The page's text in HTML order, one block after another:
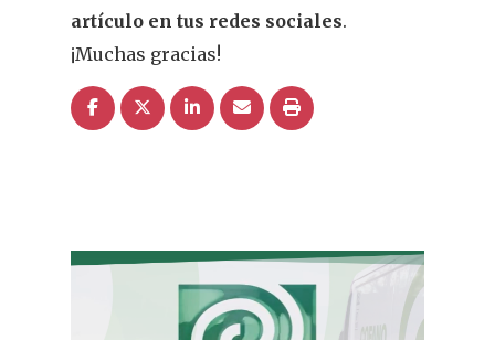
artículo en tus redes sociales.
¡Muchas gracias!